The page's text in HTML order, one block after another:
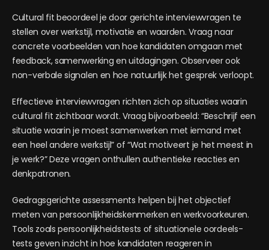
Cultural fit beoordeel je door gerichte interviewvragen te
stellen over werkstijl, motivatie en waarden. Vraag naar
concrete voorbeelden van hoe kandidaten omgaan met
feedback, samenwerking en uitdagingen. Observeer ook
non-verbale signalen en hoe natuurlijk het gesprek verloopt.
Effectieve interviewvragen richten zich op situaties waarin
cultural fit zichtbaar wordt. Vraag bijvoorbeeld: “Beschrijf een
situatie waarin je moest samenwerken met iemand met
een heel andere werkstijl” of “Wat motiveert je het meest in
je werk?” Deze vragen onthullen authentieke reacties en
denkpatronen.
Gedragsgerichte assessments helpen bij het objectief
meten van persoonlijkheidskenmerken en werkvoorkeuren.
Tools zoals persoonlijkheidstests of situationele oordeels­
tests geven inzicht in hoe kandidaten reageren in